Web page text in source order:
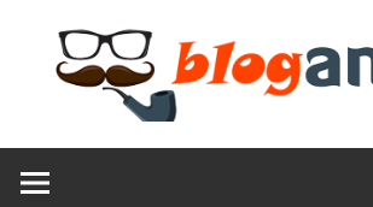
content
Haber,